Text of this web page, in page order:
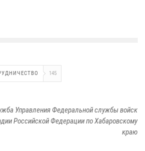
145
Управления Федеральной службы войск
Российской Федерации по Хабаровскому
краю